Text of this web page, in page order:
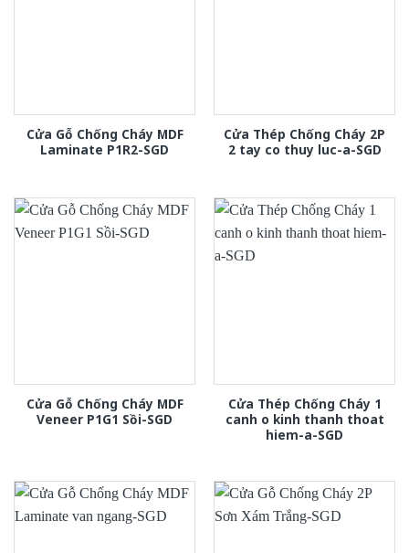
Cửa Gỗ Chống Cháy MDF
Laminate P1R2-SGD
Cửa Thép Chống Cháy 2P
2 tay co thuy luc-a-SGD
Cửa Gỗ Chống Cháy MDF
Veneer P1G1 Sồi-SGD
Cửa Thép Chống Cháy 1
canh o kinh thanh thoat
hiem-a-SGD